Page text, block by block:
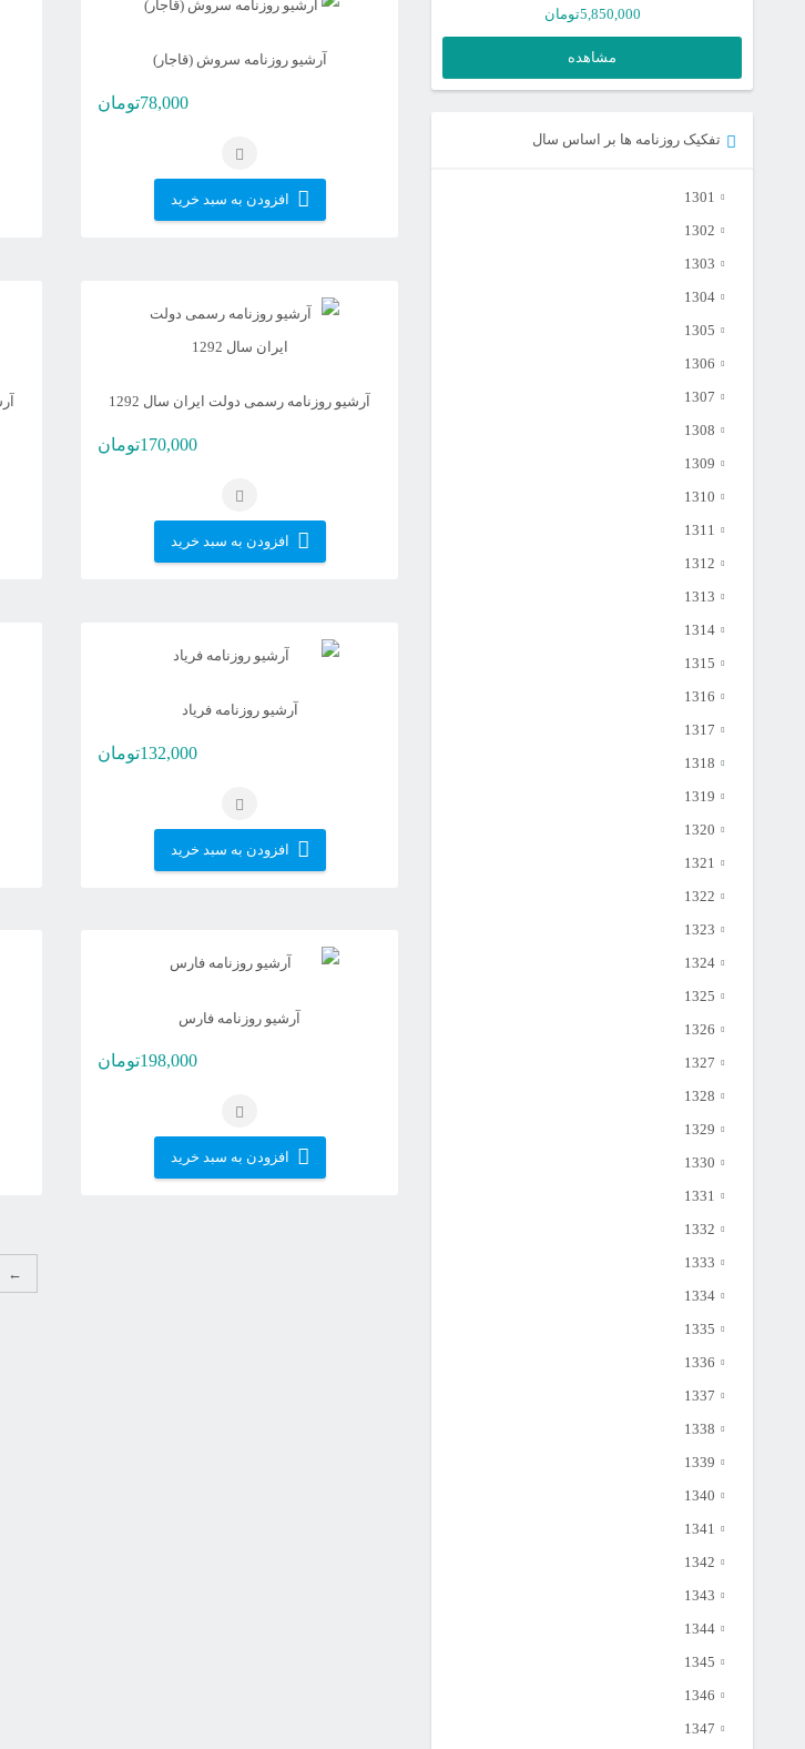
آرشیو روزنامه سروش (قاجار)
78,000تومان
افزودن به سبد خرید
آرشیو روزنامه رسمی دولت ایران سال 1292
170,000تومان
افزودن به سبد خرید
آرشیو روزنامه فریاد
132,000تومان
افزودن به سبد خرید
آرشیو روزنامه فارس
198,000تومان
افزودن به سبد خرید
←
14,600,000تومان
5,850,000تومان
فعلی
است.
مشاهده
تفکیک روزنامه ها بر اساس سال
1301
1302
1303
1304
1305
1306
1307
1308
1309
1310
1311
1312
1313
1314
1315
1316
1317
1318
1319
1320
1321
1322
1323
1324
1325
1326
1327
1328
1329
1330
1331
1332
1333
1334
1335
1336
1337
1338
1339
1340
1341
1342
1343
1344
1345
1346
1347